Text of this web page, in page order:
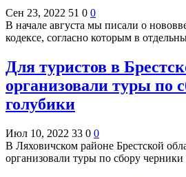
Сен 23, 2022 51 0 0
В начале августа мы писали о
кодексе, согласно которым в
Для туристов в
организовали туры по
голубики
Июл 10, 2022 33 0 0
В Ляховичском районе Брестской
организовали туры по сбору